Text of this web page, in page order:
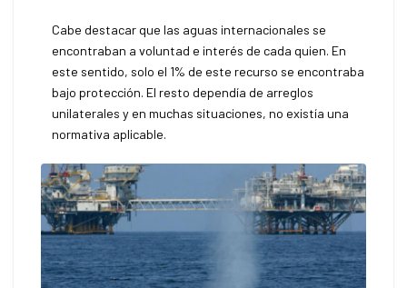
Cabe destacar que las aguas internacionales se
encontraban a voluntad e interés de cada quien. En
este sentido, solo el 1% de este recurso se encontraba
bajo protección. El resto dependía de arreglos
unilaterales y en muchas situaciones, no existía una
normativa aplicable.